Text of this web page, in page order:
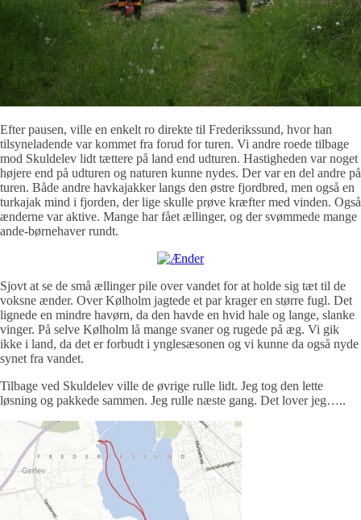
Efter pausen, ville en enkelt ro direkte til Frederikssund, hvor han
tilsyneladende var kommet fra forud for turen. Vi andre roede tilbage
mod Skuldelev lidt tættere på land end udturen. Hastigheden var noget
højere end på udturen og naturen kunne nydes. Der var en del andre på
turen. Både andre havkajakker langs den østre fjordbred, men også en
turkajak mind i fjorden, der lige skulle prøve kræfter med vinden. Også
ænderne var aktive. Mange har fået ællinger, og der svømmede mange
ande-børnehaver rundt.
Sjovt at se de små ællinger pile over vandet for at holde sig tæt til de
voksne ænder. Over Kølholm jagtede et par krager en større fugl. Det
lignede en mindre havørn, da den havde en hvid hale og lange, slanke
vinger. På selve Kølholm lå mange svaner og rugede på æg. Vi gik
ikke i land, da det er forbudt i ynglesæsonen og vi kunne da også nyde
synet fra vandet.
Tilbage ved Skuldelev ville de øvrige rulle lidt. Jeg tog den lette
løsning og pakkede sammen. Jeg rulle næste gang. Det lover jeg…..